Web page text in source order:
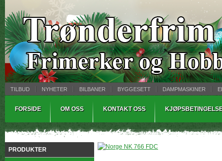
TILBUD NYHETER BILBANER BYGGESETT DAMPMASKINER
FORSIDE OM OSS KONTAKT OSS
PRODUKTER